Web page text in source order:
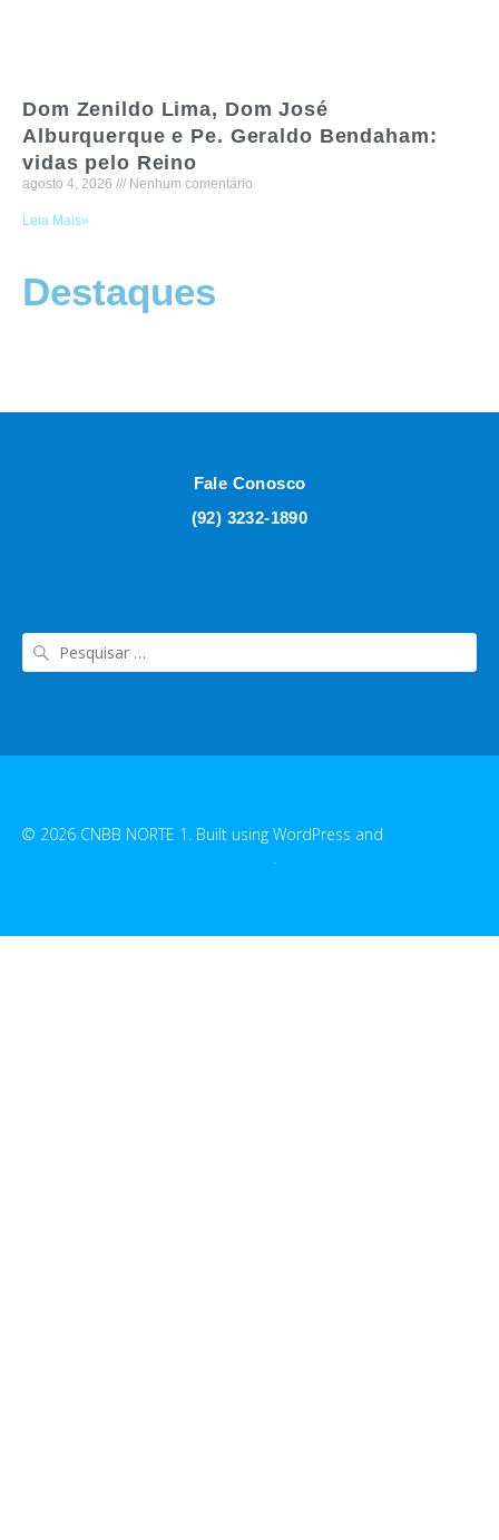
Dom Zenildo Lima, Dom José
Alburquerque e Pe. Geraldo Bendaham:
vidas pelo Reino
agosto 4, 2026 Nenhum comentário
Leia Mais»
Destaques
Fale Conosco
(92) 3232-1890
© 2026 CNBB NORTE 1. Built using WordPress and
.